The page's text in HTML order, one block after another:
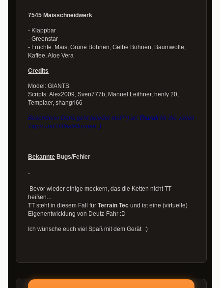
7545 Maisschneidwerk
- Klappbar
- Greenstar
- Früchte: Mais, Grüne Bohnen, Gelbe Bohnen, Baumwolle,
Kaffee, Aloe Vera
Credits
Model: GIANTS
Scripts: Alex2009, Sven777b, Manuel Leithner, henly 20,
Templaer, shangri66
Besonderer Dank geht (wieder mal^^) an Thuruk für die vielen
Tipps und Hilfestellungen ;)
Bekannte Bugs/Fehler
-
Bevor wieder einige meckern, das die Ketten nicht TT
heißen...
TT steht in diesem Fall für Terrain Tec und ist eine (virtuelle)
Eigenentwicklung von Deutz-Fahr :D
Ich wünsche euch viel Spaß mit dem Gerät :)